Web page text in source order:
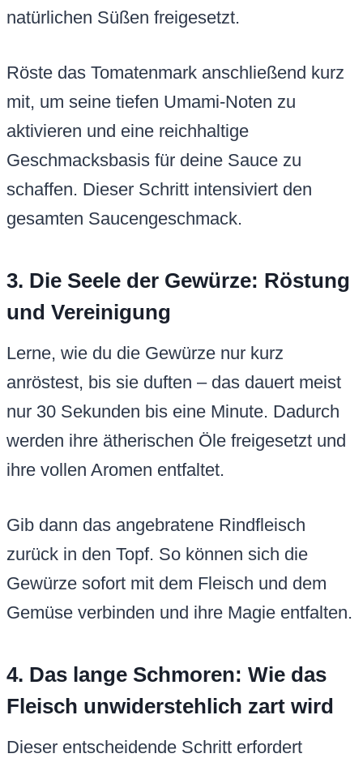
natürlichen Süßen freigesetzt.
Röste das Tomatenmark anschließend kurz
mit, um seine tiefen Umami-Noten zu
aktivieren und eine reichhaltige
Geschmacksbasis für deine Sauce zu
schaffen. Dieser Schritt intensiviert den
gesamten Saucengeschmack.
3. Die Seele der Gewürze: Röstung
und Vereinigung
Lerne, wie du die Gewürze nur kurz
anröstest, bis sie duften – das dauert meist
nur 30 Sekunden bis eine Minute. Dadurch
werden ihre ätherischen Öle freigesetzt und
ihre vollen Aromen entfaltet.
Gib dann das angebratene Rindfleisch
zurück in den Topf. So können sich die
Gewürze sofort mit dem Fleisch und dem
Gemüse verbinden und ihre Magie entfalten.
4. Das lange Schmoren: Wie das
Fleisch unwiderstehlich zart wird
Dieser entscheidende Schritt erfordert